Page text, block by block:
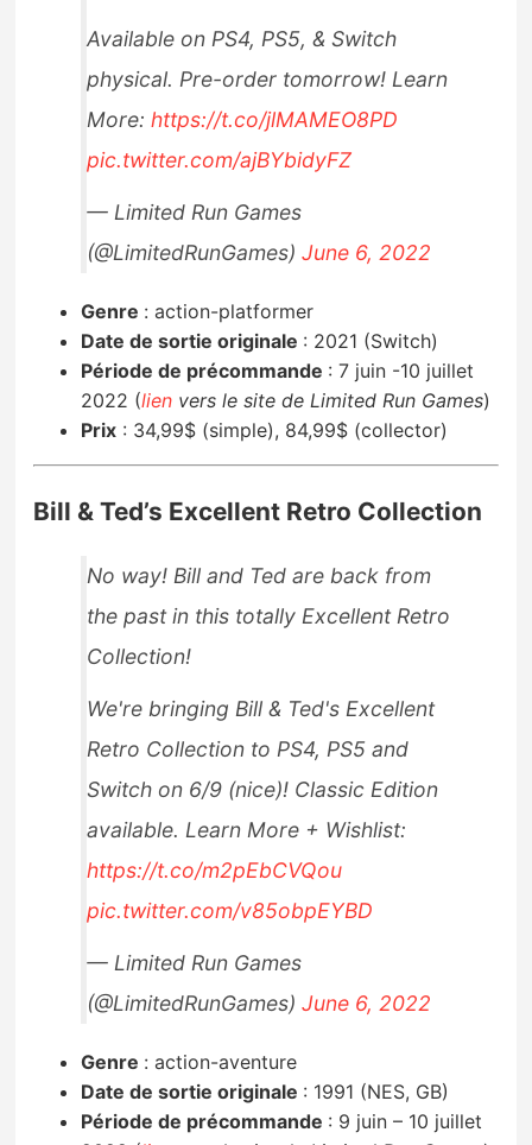
Available on PS4, PS5, & Switch
physical. Pre-order tomorrow! Learn
More:https://t.co/jlMAMEO8PD
pic.twitter.com/ajBYbidyFZ
— Limited Run Games
(@LimitedRunGames)June 6, 2022
Genre : action-platformer
Date de sortie originale : 2021 (Switch)
Période de précommande : 7 juin -10 juillet
2022 (lien vers le site de Limited Run Games)
Prix : 34,99$ (simple), 84,99$ (collector)
Bill & Ted’s Excellent Retro Collection
No way! Bill and Ted are back from
the past in this totally Excellent Retro
Collection!
We're bringing Bill & Ted's Excellent
Retro Collection to PS4, PS5 and
Switch on 6/9 (nice)! Classic Edition
available. Learn More + Wishlist:
https://t.co/m2pEbCVQou
pic.twitter.com/v85obpEYBD
— Limited Run Games
(@LimitedRunGames)June 6, 2022
Genre : action-aventure
Date de sortie originale : 1991 (NES, GB)
Période de précommande : 9 juin – 10 juillet